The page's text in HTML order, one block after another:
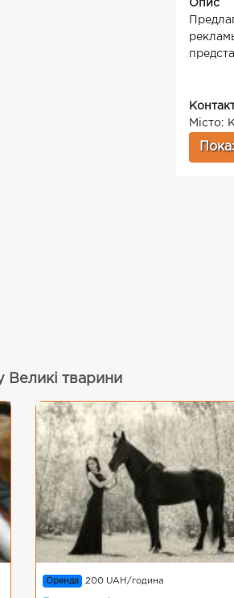
Опис
Місто:
Великі тварини
Оренда 200 UAH/година